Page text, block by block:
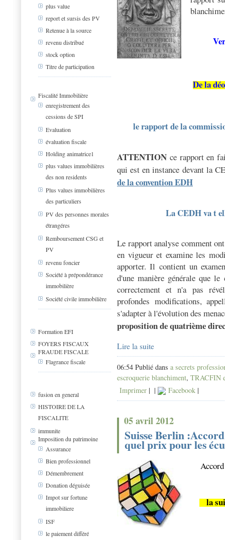
plus value
report et sursis des PV
Retenue à la source
revenu distribué
stock option
Titre de participation
Fiscalité Immobilière
enregistrement des
cessions de SPI
Evaluation
évaluation fiscale
Holding animatrice1
plus values immobilières
des non residents
Plus values immobilières
des particuliers
PV des personnes morales
étrangéres
Remboursement CSG et
PV
revenu foncier
Société à prépondérance
immobilière
Société civile immobilière
Formation EFI
FOYERS FISCAUX
FRAUDE FISCALE
Flagrance fiscale
fusion en general
HISTOIRE DE LA
FISCALITE
immunite
Imposition du patrimoine
Assurance
Bien professionnel
Démembrement
Donation déguisée
Impot sur fortune
immobiliere
ISF
le paiement différé
De la
lerapport de la
ATTENTION ce rapport en
qui est en instance devant la
de la convention EDH
La CEDH va t
Le rapport analyse comment
en vigueur et examine les
apporter. Il contient un
d'une manière générale que
correctement et n'a pas
profondes modifications,
s'adapter à l'évolution des
proposition de quatrième
Lire la suite
06:54 Publié dans a secrets
escroquerie blanchiment, TRACFIN
Imprimer | | Facebook |
05 avril 2012
Suisse Berlin
quel prix pour les
la